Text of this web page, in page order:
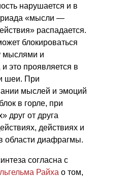
нарушается и в
«мысли —
распадается.
блокироваться
мыслями и
это проявляется в
шеи. При
мыслей и эмоций
в горле, при
друг от друга
действиях и
области диафрагмы.
согласна с
Райха о том,